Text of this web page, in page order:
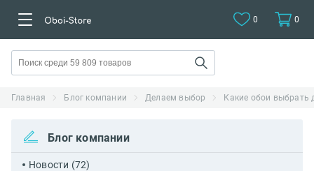
0 0
Главная Блог компании Делаем выбор Какие обои выбрать
Блог компании
Новости (72)